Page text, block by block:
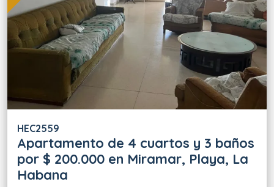
HEC2559
Apartamento de 4 cuartos y 3 baños
por $ 200.000 en Miramar, Playa, La
Habana